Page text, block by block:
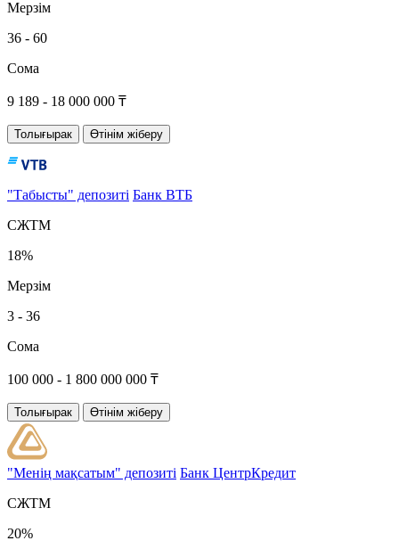
Мерзім
36 - 60
Сома
9 189 - 18 000 000 ₸
Толығырак Өтінім жіберу
"Табысты" депозиті Банк ВТБ
СЖТМ
18%
Мерзім
3 - 36
Сома
100 000 - 1 800 000 000 ₸
Толығырак Өтінім жіберу
"Менің мақсатым" депозиті Банк ЦентрКредит
СЖТМ
20%